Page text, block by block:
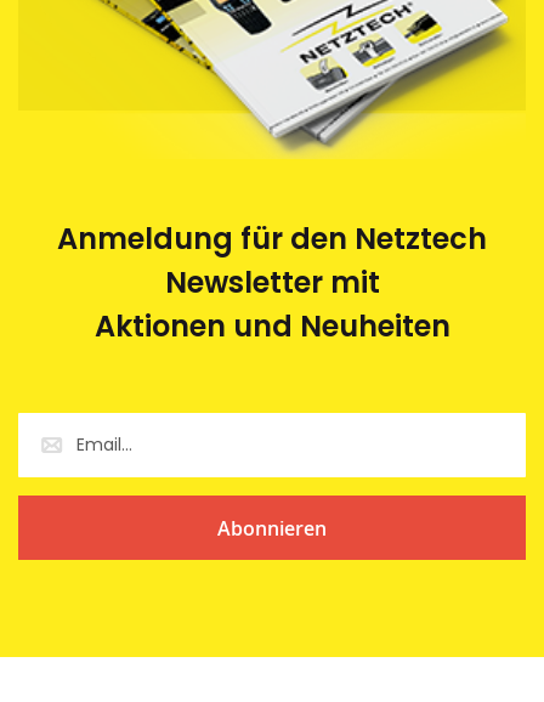
Anmeldung für den Netztech
Newsletter mit
Aktionen und Neuheiten
Abonnieren